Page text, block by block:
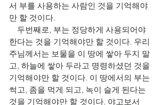
서 부를 사용하는 사람인 것을 기억해야
만 할 것이다.
두번째로, 부는 정당하게 사용되어야
한다는 것을 기억해야만 할 것이다. 우리
주님께서는 보물을 이 땅에 쌓아 두지 말
고, 하늘에 쌓아 두라고 명령하셨던 것을
기억해야만 할 것이다. 이 땅에서의 부는
썩고, 좀을 먹게 되고, 녹이 슬게 된다는
것을 기억해야만 할 것이다. 야고보서